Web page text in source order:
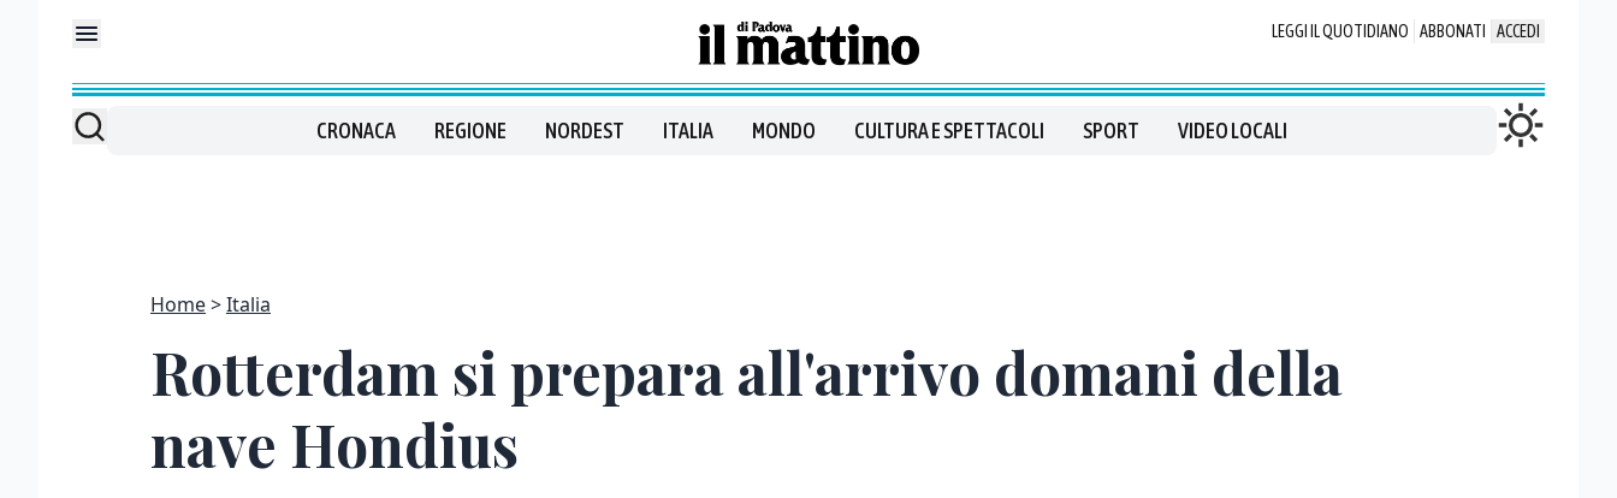
LEGGI IL QUOTIDIANO ABBONATI ACCEDI
CRONACA REGIONE NORDEST ITALIA MONDO CULTURA E SPETTACOLI SPORT VIDEO LOCALI
Home Italia
Rotterdam si prepara all'arrivo domani della
nave Hondius